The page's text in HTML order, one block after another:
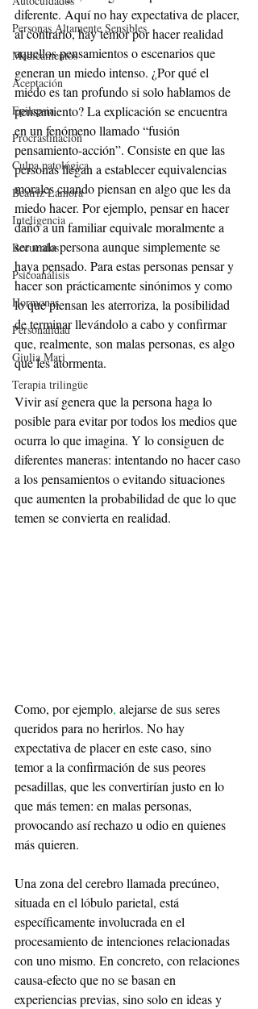
Personas Altamente Sensibles
Medicamentos
Aceptación
Epilepsia
Procrastinación
Culpa patológica
Beatriz Lamora
Inteligencia
Recuerdos
Psicoanálisis
Hormonas
Personalidad
Giulia Mari
Terapia trilingüe
diferente. Aquí no hay expectativa de placer,
al contrario, hay temor por hacer realidad
aquellos pensamientos o escenarios que
generan un miedo intenso. ¿Por qué el
miedo es tan profundo si solo hablamos de
pensamiento? La explicación se encuentra
en un fenómeno llamado “fusión
pensamiento-acción”. Consiste en que las
personas llegan a establecer equivalencias
morales cuando piensan en algo que les da
miedo hacer. Por ejemplo, pensar en hacer
daño a un familiar equivale moralmente a
ser mala persona aunque simplemente se
haya pensado. Para estas personas pensar y
hacer son prácticamente sinónimos y como
lo que piensan les aterroriza, la posibilidad
de terminar llevándolo a cabo y confirmar
que, realmente, son malas personas, es algo
que les atormenta.
Vivir así genera que la persona haga lo
posible para evitar por todos los medios que
ocurra lo que imagina. Y lo consiguen de
diferentes maneras: intentando no hacer caso
a los pensamientos o evitando situaciones
que aumenten la probabilidad de que lo que
temen se convierta en realidad.
Como, por ejemplo, alejarse de sus seres
queridos para no herirlos. No hay
expectativa de placer en este caso, sino
temor a la confirmación de sus peores
pesadillas, que les convertirían justo en lo
que más temen: en malas personas,
provocando así rechazo u odio en quienes
más quieren.
Una zona del cerebro llamada precúneo,
situada en el lóbulo parietal, está
específicamente involucrada en el
procesamiento de intenciones relacionadas
con uno mismo. En concreto, con relaciones
causa-efecto que no se basan en
experiencias previas, sino solo en ideas y